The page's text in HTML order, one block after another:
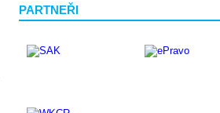
PARTNEŘI